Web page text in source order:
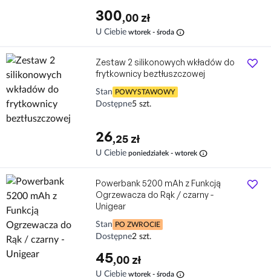
300,00 zł
U Ciebie wtorek - środa info
Zestaw 2 silikonowych wkładów do
frytkownicy beztłuszczowej
Stan POWYSTAWOWY
Dostępne5 szt.
26,25 zł
U Ciebie poniedziałek - wtorek info
Powerbank 5200 mAh z Funkcją
Ogrzewacza do Rąk / czarny -
Unigear
Stan PO ZWROCIE
Dostępne2 szt.
45,00 zł
U Ciebie wtorek - środa info